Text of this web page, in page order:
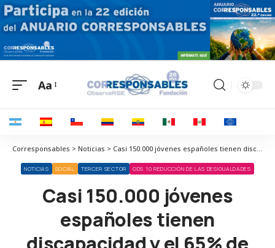
Aa
Corresponsables > Noticias > Casi 150.000 jóvenes españoles tienen discapacidad y el 65% de ellos no tiene trabajo
NOTICIAS SOCIAL TERCER SECTOR ODS 10 REDUCCIÓN DE LAS DESIGUALDADES
Casi 150.000 jóvenes
españoles tienen